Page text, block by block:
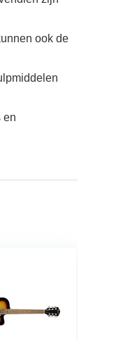
ook de
en